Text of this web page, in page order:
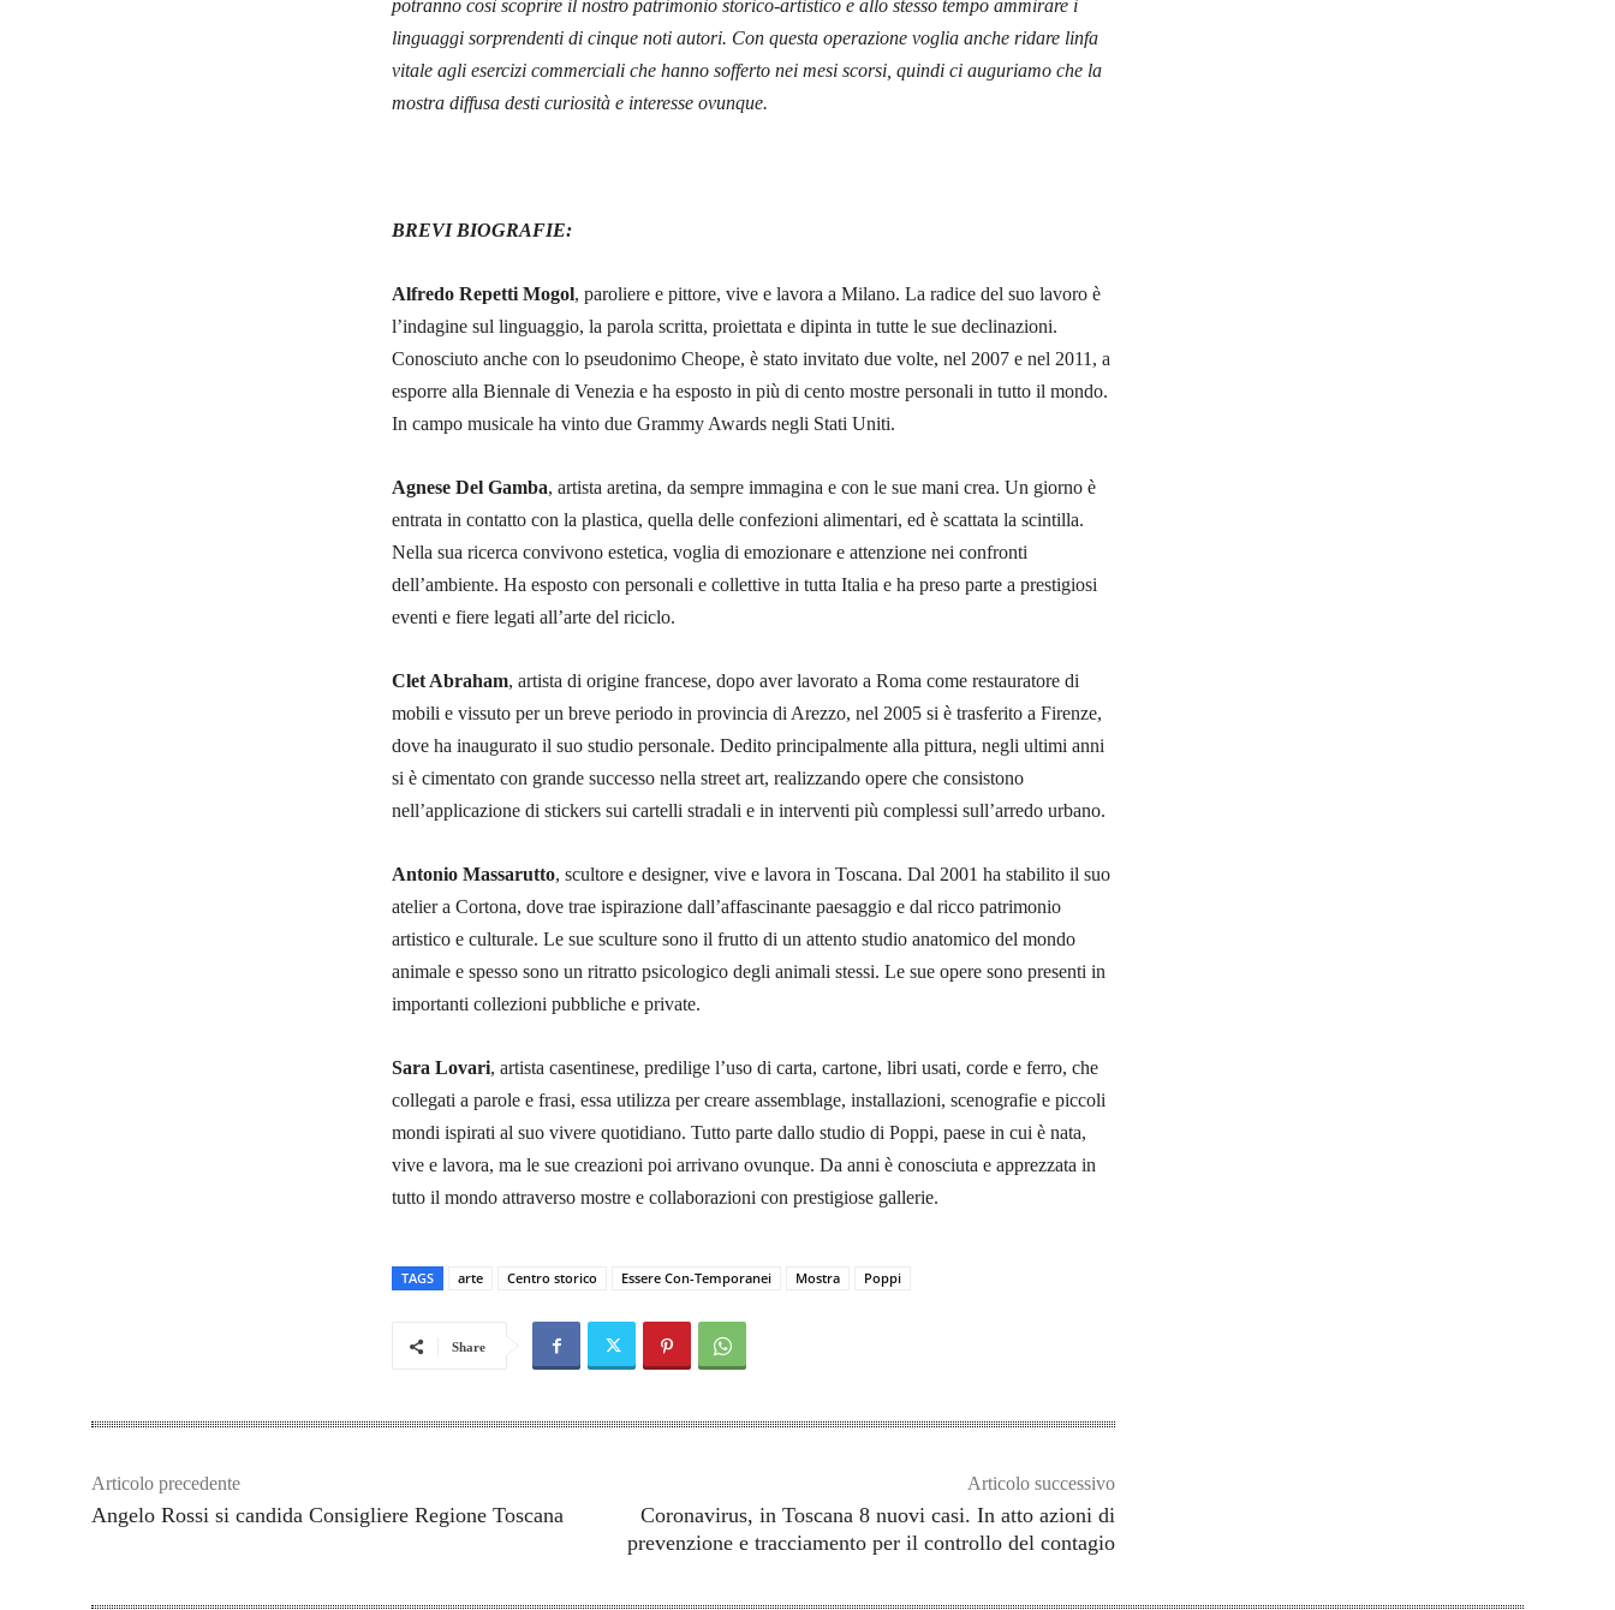
potranno così scoprire il nostro patrimonio storico-artistico e allo stesso tempo ammirare i
linguaggi sorprendenti di cinque noti autori. Con questa operazione voglia anche ridare linfa
vitale agli esercizi commerciali che hanno sofferto nei mesi scorsi, quindi ci auguriamo che la
mostra diffusa desti curiosità e interesse ovunque.
BREVI BIOGRAFIE:
Alfredo Repetti Mogol, paroliere e pittore, vive e lavora a Milano. La radice del suo lavoro è
l’indagine sul linguaggio, la parola scritta, proiettata e dipinta in tutte le sue declinazioni.
Conosciuto anche con lo pseudonimo Cheope, è stato invitato due volte, nel 2007 e nel 2011, a
esporre alla Biennale di Venezia e ha esposto in più di cento mostre personali in tutto il mondo.
In campo musicale ha vinto due Grammy Awards negli Stati Uniti.
Agnese Del Gamba, artista aretina, da sempre immagina e con le sue mani crea. Un giorno è
entrata in contatto con la plastica, quella delle confezioni alimentari, ed è scattata la scintilla.
Nella sua ricerca convivono estetica, voglia di emozionare e attenzione nei confronti
dell’ambiente. Ha esposto con personali e collettive in tutta Italia e ha preso parte a prestigiosi
eventi e fiere legati all’arte del riciclo.
Clet Abraham, artista di origine francese, dopo aver lavorato a Roma come restauratore di
mobili e vissuto per un breve periodo in provincia di Arezzo, nel 2005 si è trasferito a Firenze,
dove ha inaugurato il suo studio personale. Dedito principalmente alla pittura, negli ultimi anni
si è cimentato con grande successo nella street art, realizzando opere che consistono
nell’applicazione di stickers sui cartelli stradali e in interventi più complessi sull’arredo urbano.
Antonio Massarutto, scultore e designer, vive e lavora in Toscana. Dal 2001 ha stabilito il suo
atelier a Cortona, dove trae ispirazione dall’affascinante paesaggio e dal ricco patrimonio
artistico e culturale. Le sue sculture sono il frutto di un attento studio anatomico del mondo
animale e spesso sono un ritratto psicologico degli animali stessi. Le sue opere sono presenti in
importanti collezioni pubbliche e private.
Sara Lovari, artista casentinese, predilige l’uso di carta, cartone, libri usati, corde e ferro, che
collegati a parole e frasi, essa utilizza per creare assemblage, installazioni, scenografie e piccoli
mondi ispirati al suo vivere quotidiano. Tutto parte dallo studio di Poppi, paese in cui è nata,
vive e lavora, ma le sue creazioni poi arrivano ovunque. Da anni è conosciuta e apprezzata in
tutto il mondo attraverso mostre e collaborazioni con prestigiose gallerie.
TAGS arte Centro storico Essere Con-Temporanei Mostra Poppi
Share
Articolo precedente
Angelo Rossi si candida Consigliere Regione Toscana
Articolo successivo
Coronavirus, in Toscana 8 nuovi casi. In atto azioni di
prevenzione e tracciamento per il controllo del contagio